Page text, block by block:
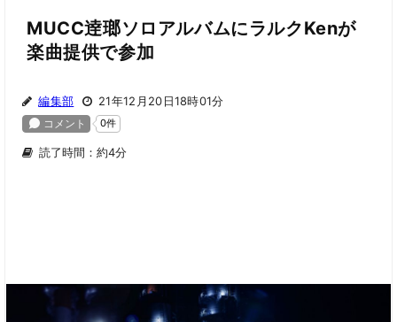
MUCC逹瑯ソロアルバムにラルクKenが
楽曲提供で参加
編集部 21年12月20日18時01分
読了時間：約4分